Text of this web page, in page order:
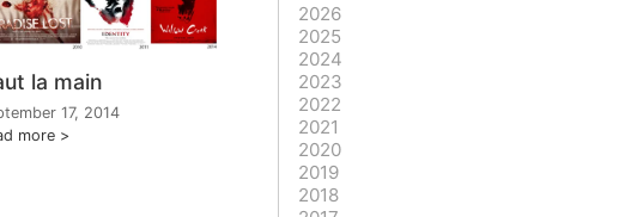
la main
17, 2014
more
2026
2025
2024
2023
2022
2021
2020
2019
2018